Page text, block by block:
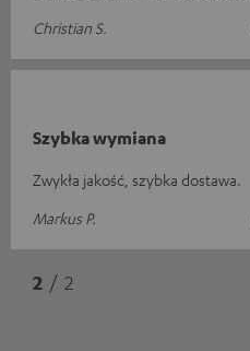
Christian S.
Szybka wymiana
Zwykła jakość, szybka dostawa.
Markus P.
2 / 2